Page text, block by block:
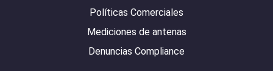
Políticas Comerciales
Mediciones de antenas
Denuncias Compliance